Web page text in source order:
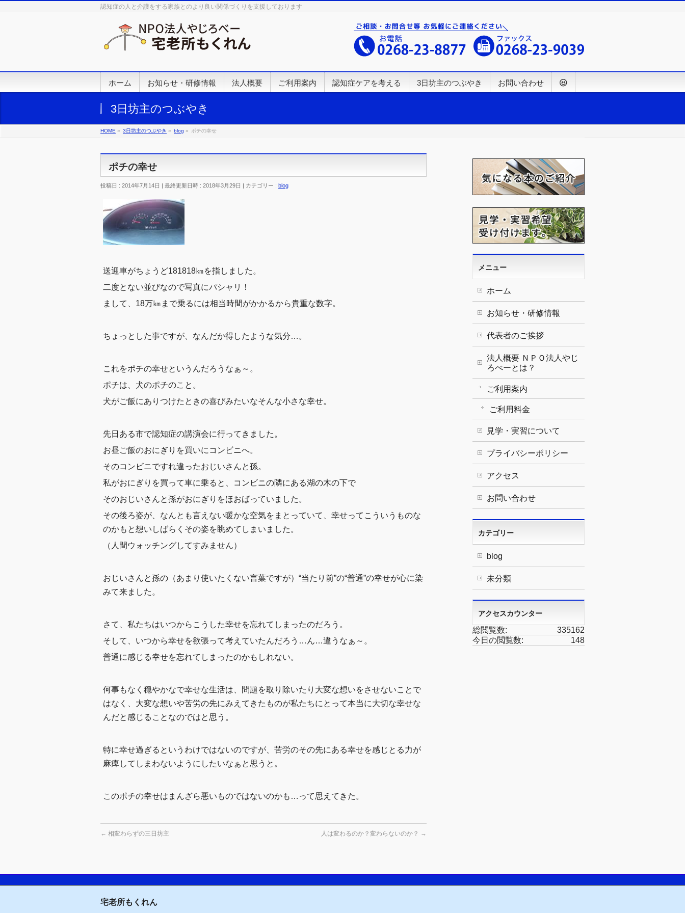
認知症の人と介護をする家族とのより良い関係づくりを支援しております
ホーム お知らせ・研修情報 法人概要 ご利用案内 認知症ケアを考える 3日坊主のつぶやき お問い合わせ
3日坊主のつぶやき
HOME » 3日坊主のつぶやき » blog » ポチの幸せ
ポチの幸せ
投稿日 : 2014年7月14日 最終更新日時 : 2018年3月29日 カテゴリー : blog
送迎車がちょうど181818㎞を指しました。
二度とない並びなので写真にパシャリ！
まして、18万㎞まで乗るには相当時間がかかるから貴重な数字。
ちょっとした事ですが、なんだか得したような気分…。
これをポチの幸せというんだろうなぁ～。
ポチは、犬のポチのこと。
犬がご飯にありつけたときの喜びみたいなそんな小さな幸せ。
先日ある市で認知症の講演会に行ってきました。
お昼ご飯のおにぎりを買いにコンビニへ。
そのコンビニですれ違ったおじいさんと孫。
私がおにぎりを買って車に乗ると、コンビニの隣にある湖の木の下で
そのおじいさんと孫がおにぎりをほおばっていました。
その後ろ姿が、なんとも言えない暖かな空気をまとっていて、幸せってこういうものな
のかもと想いしばらくその姿を眺めてしまいました。
（人間ウォッチングしてすみません）
おじいさんと孫の（あまり使いたくない言葉ですが）“当たり前”の“普通”の幸せが心に染
みて来ました。
さて、私たちはいつからこうした幸せを忘れてしまったのだろう。
そして、いつから幸せを欲張って考えていたんだろう…ん…違うなぁ～。
普通に感じる幸せを忘れてしまったのかもしれない。
何事もなく穏やかなで幸せな生活は、問題を取り除いたり大変な想いをさせないことで
はなく、大変な想いや苦労の先にみえてきたものが私たちにとって本当に大切な幸せな
んだと感じることなのではと思う。
特に幸せ過ぎるというわけではないのですが、苦労のその先にある幸せを感じとる力が
麻痺してしまわないようにしたいなぁと思うと。
このポチの幸せはまんざら悪いものではないのかも…って思えてきた。
← 相変わらずの三日坊主 人は変わるのか？変わらないのか？ →
メニュー
ホーム
お知らせ・研修情報
代表者のご挨拶
法人概要 ＮＰＯ法人やじ
ろべーとは？
ご利用案内
ご利用料金
見学・実習について
プライバシーポリシー
アクセス
お問い合わせ
カテゴリー
blog
未分類
アクセスカウンター
335162
総閲覧数:
148
今日の閲覧数:
宅老所もくれん